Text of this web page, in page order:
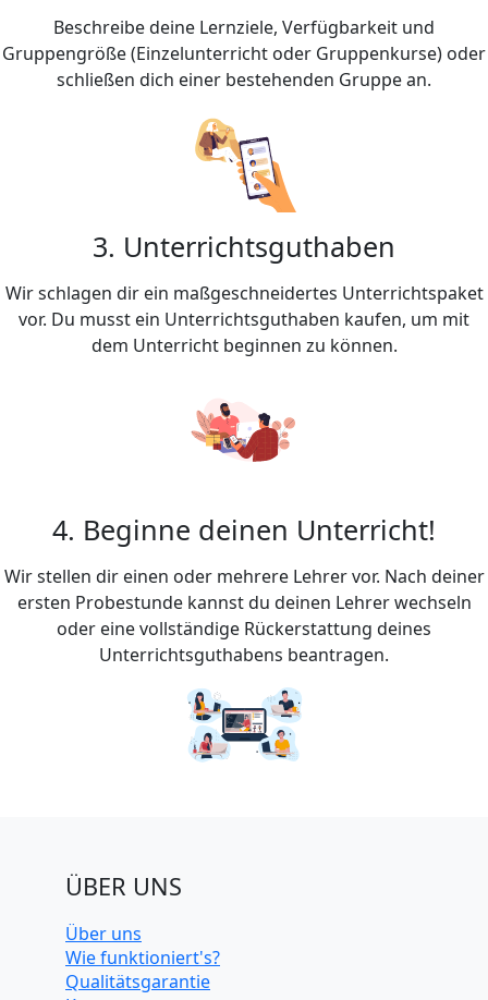
Beschreibe deine Lernziele, Verfügbarkeit und
Gruppengröße (Einzelunterricht oder Gruppenkurse) oder
schließen dich einer bestehenden Gruppe an.
3. Unterrichtsguthaben
Wir schlagen dir ein maßgeschneidertes Unterrichtspaket
vor. Du musst ein Unterrichtsguthaben kaufen, um mit
dem Unterricht beginnen zu können.
4. Beginne deinen Unterricht!
Wir stellen dir einen oder mehrere Lehrer vor. Nach deiner
ersten Probestunde kannst du deinen Lehrer wechseln
oder eine vollständige Rückerstattung deines
Unterrichtsguthabens beantragen.
ÜBER UNS
Über uns
Wie funktioniert's?
Qualitätsgarantie